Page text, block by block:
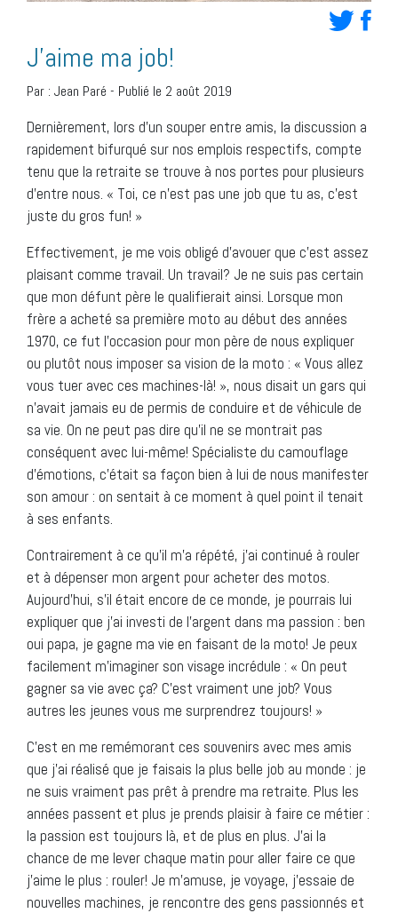
J’aime ma job!
Par : Jean Paré - Publié le 2 août 2019
Dernièrement, lors d’un souper entre amis, la discussion a
rapidement bifurqué sur nos emplois respectifs, compte
tenu que la retraite se trouve à nos portes pour plusieurs
d’entre nous. « Toi, ce n’est pas une job que tu as, c’est
juste du gros fun! »
Effectivement, je me vois obligé d’avouer que c’est assez
plaisant comme travail. Un travail? Je ne suis pas certain
que mon défunt père le qualifierait ainsi. Lorsque mon
frère a acheté sa première moto au début des années
1970, ce fut l’occasion pour mon père de nous expliquer
ou plutôt nous imposer sa vision de la moto : « Vous allez
vous tuer avec ces machines-là! », nous disait un gars qui
n’avait jamais eu de permis de conduire et de véhicule de
sa vie. On ne peut pas dire qu’il ne se montrait pas
conséquent avec lui-même! Spécialiste du camouflage
d’émotions, c’était sa façon bien à lui de nous manifester
son amour : on sentait à ce moment à quel point il tenait
à ses enfants.
Contrairement à ce qu’il m’a répété, j’ai continué à rouler
et à dépenser mon argent pour acheter des motos.
Aujourd’hui, s’il était encore de ce monde, je pourrais lui
expliquer que j’ai investi de l’argent dans ma passion : ben
oui papa, je gagne ma vie en faisant de la moto! Je peux
facilement m’imaginer son visage incrédule : « On peut
gagner sa vie avec ça? C’est vraiment une job? Vous
autres les jeunes vous me surprendrez toujours! »
C’est en me remémorant ces souvenirs avec mes amis
que j’ai réalisé que je faisais la plus belle job au monde : je
ne suis vraiment pas prêt à prendre ma retraite. Plus les
années passent et plus je prends plaisir à faire ce métier :
la passion est toujours là, et de plus en plus. J’ai la
chance de me lever chaque matin pour aller faire ce que
j’aime le plus : rouler! Je m’amuse, je voyage, j’essaie de
nouvelles machines, je rencontre des gens passionnés et